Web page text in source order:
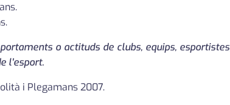
o actituds de clubs, equips,
l'esport.
i Plegamans 2007.